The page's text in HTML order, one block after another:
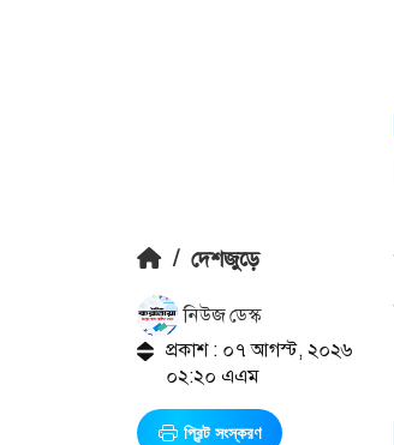
/ দেশজুড়ে
নিউজ ডেস্ক
প্রকাশ : ০৭ আগস্ট, ২০২৬
০২:২০ এএম
প্রিন্ট সংস্করণ